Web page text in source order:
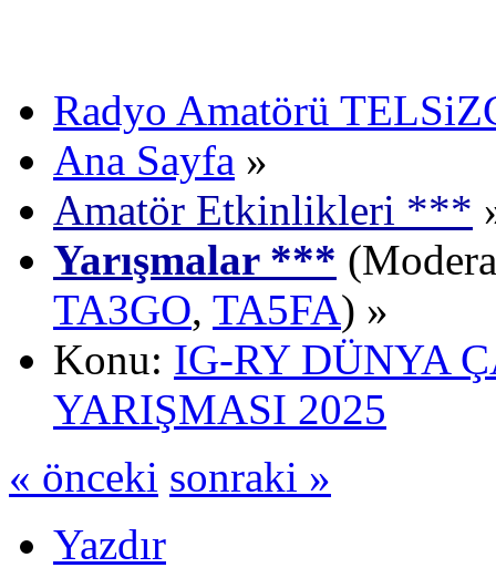
Radyo Amatörü
Ana Sayfa »
Amatör Etkinlikleri ***
Yarışmalar ***
TA3GO, TA5FA) »
Konu: IG-RY DÜNYA
YARIŞMASI 2025
« önceki sonraki »
Yazdır